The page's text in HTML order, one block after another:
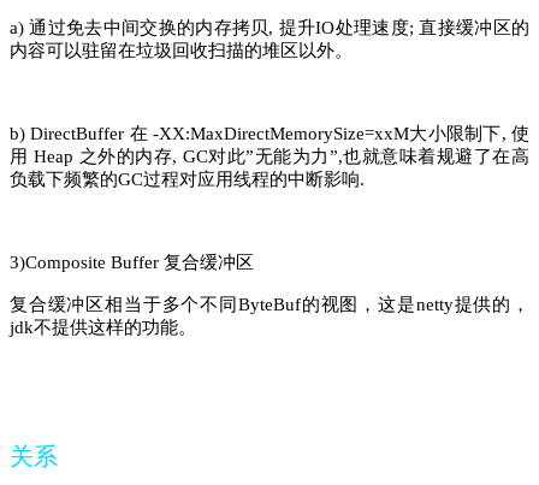
a) 通过免去中间交换的内存拷贝, 提升IO处理速度; 直接缓冲区的
内容可以驻留在垃圾回收扫描的堆区以外。
b) DirectBuffer 在 -XX:MaxDirectMemorySize=xxM大小限制下, 使
用 Heap 之外的内存, GC对此”无能为力”,也就意味着规避了在高
负载下频繁的GC过程对应用线程的中断影响.
3)Composite Buffer 复合缓冲区
复合缓冲区相当于多个不同ByteBuf的视图，这是netty提供的，
jdk不提供这样的功能。
关系